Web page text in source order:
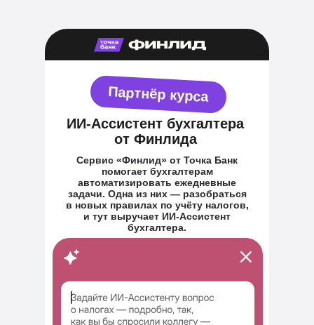
Партнёр курса
Сервис «Финлид» от Точка Банк
помогает бухгалтерам
автоматизировать ежедневные
задачи. Одна из них — разобраться
в новых правилах по учёту налогов,
и тут выручает ИИ-Ассистент
бухгалтера.
ИИ-Ассистент бухгалтера
от Финлида